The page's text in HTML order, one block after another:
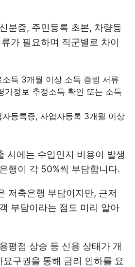
분증, 주민등록 초본, 차량등
가 필요하며 직군별로 차이
득 3개월 이상 소득 증빙 서류
가정보 추정소득 확인 또는 소득
등록증, 사업자등록 3개월 이상
시에는 수입인지 비용이 발생
행이 각 50%씩 부담합니다.
저축은행 부담이지만, 근저
부담이라는 점도 미리 알아
평점 상승 등 신용 상태가 개
구권을 통해 금리 인하를 요